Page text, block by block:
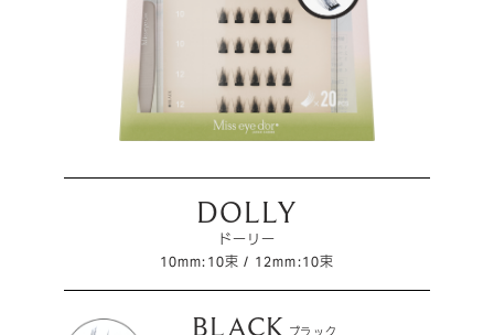
DOLLY
ドーリー
10mm:10束 / 12mm:10束
BLACK ブラック